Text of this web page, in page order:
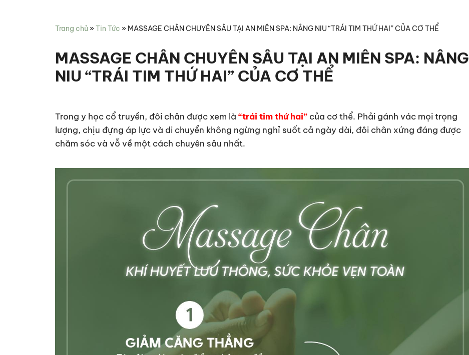
Trang chủ »Tin Tức » MASSAGE CHÂN CHUYÊN SÂU TẠI AN MIÊN SPA: NÂNG NIU “TRÁI TIM THỨ HAI” CỦA CƠ THỂ
MASSAGE CHÂN CHUYÊN SÂU TẠI AN MIÊN SPA: NÂNG
NIU “TRÁI TIM THỨ HAI” CỦA CƠ THỂ
Trong y học cổ truyền, đôi chân được xem là “trái tim thứ hai” của cơ thể. Phải gánh vác mọi trọng
lượng, chịu đựng áp lực và di chuyển không ngừng nghỉ suốt cả ngày dài, đôi chân xứng đáng được
chăm sóc và vỗ về một cách chuyên sâu nhất.